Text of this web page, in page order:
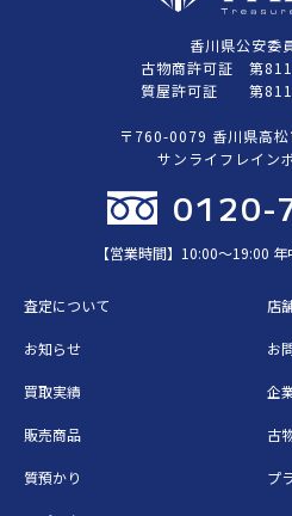
香川県公安委
古物商許可証 第
質屋許可証 第
〒760-0079 香川県高
サンライフレイン
0120-
【営業時間】10:00〜19:00
査定について 店
お知らせ お
買取実績 企
販売商品 古
質預かり プ